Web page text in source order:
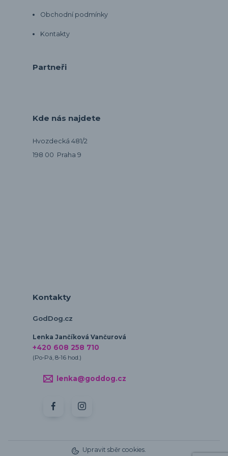
Obchodní podmínky
Kontakty
Partneři
Kde nás najdete
Hvozdecká 481/2
198 00 Praha 9
Kontakty
GodDog.cz
Lenka Jančíková Vančurová
+420 608 258 710
(Po-Pá, 8-16 hod.)
lenka@goddog.cz
Upravit sběr cookies.